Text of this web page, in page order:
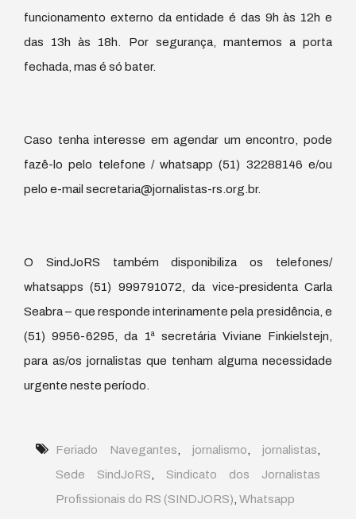
funcionamento externo da entidade é das 9h às 12h e
das 13h às 18h. Por segurança, mantemos a porta
fechada, mas é só bater.
Caso tenha interesse em agendar um encontro, pode
fazê-lo pelo telefone / whatsapp (51) 32288146 e/ou
pelo e-mail secretaria@jornalistas-rs.org.br.
O SindJoRS também disponibiliza os telefones/
whatsapps (51) 999791072, da vice-presidenta Carla
Seabra – que responde interinamente pela presidência, e
(51) 9956-6295, da 1ª secretária Viviane Finkielstejn,
para as/os jornalistas que tenham alguma necessidade
urgente neste período.
Feriado Navegantes jornalismo jornalistas
Sede SindJoRS
Sindicato dos Jornalistas
Profissionais do RS (SINDJORS) Whatsapp